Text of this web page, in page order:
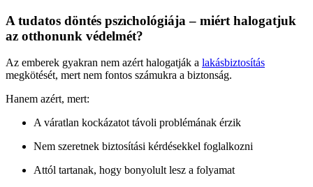
A tudatos döntés pszichológiája – miért halogatjuk
az otthonunk védelmét?
Az emberek gyakran nem azért halogatják a lakásbiztosítás
megkötését, mert nem fontos számukra a biztonság.
Hanem azért, mert:
A váratlan kockázatot távoli problémának érzik
Nem szeretnek biztosítási kérdésekkel foglalkozni
Attól tartanak, hogy bonyolult lesz a folyamat